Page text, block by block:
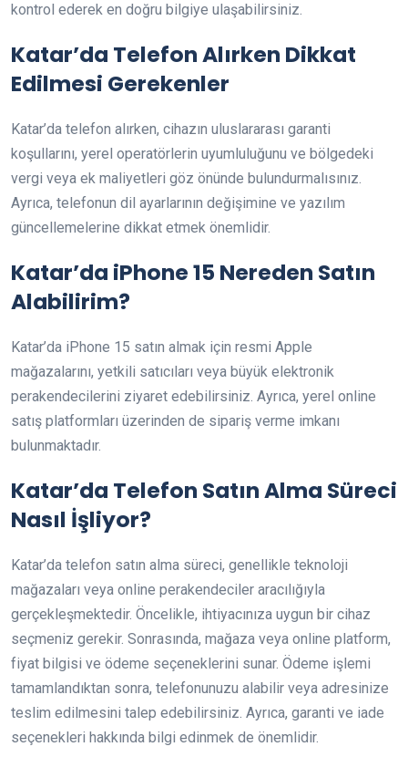
kontrol ederek en doğru bilgiye ulaşabilirsiniz.
Katar’da Telefon Alırken Dikkat
Edilmesi Gerekenler
Katar’da telefon alırken, cihazın uluslararası garanti
koşullarını, yerel operatörlerin uyumluluğunu ve bölgedeki
vergi veya ek maliyetleri göz önünde bulundurmalısınız.
Ayrıca, telefonun dil ayarlarının değişimine ve yazılım
güncellemelerine dikkat etmek önemlidir.
Katar’da iPhone 15 Nereden Satın
Alabilirim?
Katar’da iPhone 15 satın almak için resmi Apple
mağazalarını, yetkili satıcıları veya büyük elektronik
perakendecilerini ziyaret edebilirsiniz. Ayrıca, yerel online
satış platformları üzerinden de sipariş verme imkanı
bulunmaktadır.
Katar’da Telefon Satın Alma Süreci
Nasıl İşliyor?
Katar’da telefon satın alma süreci, genellikle teknoloji
mağazaları veya online perakendeciler aracılığıyla
gerçekleşmektedir. Öncelikle, ihtiyacınıza uygun bir cihaz
seçmeniz gerekir. Sonrasında, mağaza veya online platform,
fiyat bilgisi ve ödeme seçeneklerini sunar. Ödeme işlemi
tamamlandıktan sonra, telefonunuzu alabilir veya adresinize
teslim edilmesini talep edebilirsiniz. Ayrıca, garanti ve iade
seçenekleri hakkında bilgi edinmek de önemlidir.